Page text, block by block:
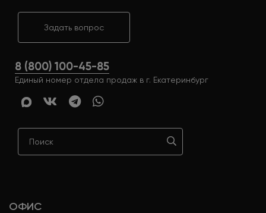
Задать вопрос
8 (800) 100-45-85
Единый номер отдела продаж в г. Екатеринбург
ОФИС